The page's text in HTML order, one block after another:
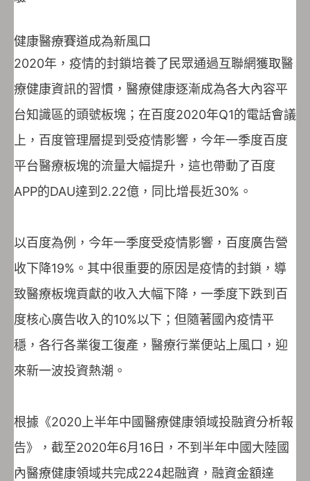
健康醫療賽道成為新風口
2020年，疫情的封鎖培養了民眾通過互聯網獲取醫
療健康資訊的習慣，醫療健康逐漸成為各大內容平
台知識區的頭號板塊；在百度2020年Q1的電話會議
上，百度管理層提到受疫情影響，今年一季度百度
平台醫療板塊的流量大幅提升，這也帶動了百度
APP的DAU達到2.22億，同比增長近30%。
以百度為例，今年一季度受疫情影響，百度廣告營
收下降19%。其中很重要的原因是疫情的封鎖，導
致醫療板塊貢獻的收入大幅下降，一季度下跌到百
度核心廣告收入的10%以下；但隨著國內疫情平
穩，各行各業復工復產，醫療行業便站上風口，迎
來新一波投資熱潮。
根據《2020上半年中國醫療健康領域投融資分析報
告》，截至2020年6月16日，不到半年中國大陸國
內醫療健康領域共完成224起融資，融資金額達